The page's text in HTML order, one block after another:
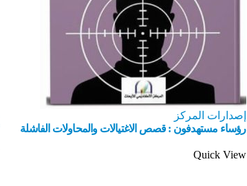
إصدارات المركز
رؤساء مستهدفون : قصص الاغتيالات والمحاولات الفاشلة
Quick View